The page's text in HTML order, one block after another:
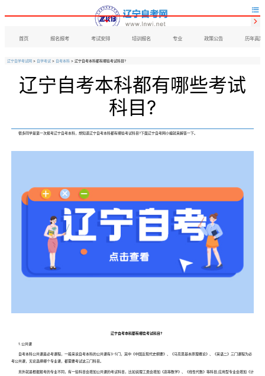

首页 报名报考 考试安排 培训报名 专业 政策公告 历年真题

辽宁自学考试网 > 自学考试 > 自考本科 > 辽宁自考本科都有哪些考试科目?
辽宁自考本科都有哪些考试
科目?
很多同学是第一次报考辽宁自考本科，想知道辽宁自考本科都有哪些考试科目?下面辽宁自考网小编就来解答一下。
辽宁自考本科都有哪些考试科目?
1.公共课
自考本科公共课是必考课程，一般来说自考本科的公共课有3-5门，其中《中国近现代史纲要》、《马克思基本原理概论》、《英语二》三门课程为必
考公共课，无论选择哪个专业课，都需要考试这三门科目。
另外就是根据报考的专业不同，有一些科目会增加公共课的考试科目，比如说理工类会增加《高等数学》、《线性代数》等科目;应用型专业会增加《计